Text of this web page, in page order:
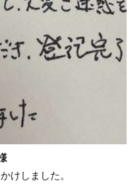
けしました。